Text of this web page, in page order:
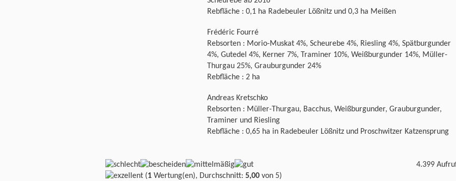
Rebfläche : 0,1 ha Radebeuler Lößnitz und 0,3 ha Meißen
Frédéric Fourré
Rebsorten : Morio-Muskat 4%, Scheurebe 4%, Riesling 4%, Spätburgunder
4%, Gutedel 4%, Kerner 7%, Traminer 10%, Weißburgunder 14%, Müller-
Thurgau 25%, Grauburgunder 24%
Rebfläche : 2 ha
Andreas Kretschko
Rebsorten : Müller-Thurgau, Bacchus, Weißburgunder, Grauburgunder,
Traminer und Riesling
Rebfläche : 0,65 ha in Radebeuler Lößnitz und Proschwitzer Katzensprung
(1 Wertung(en), Durchschnitt: 5,00 von 5)
4.399